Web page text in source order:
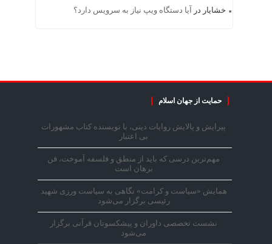
خشایار در آیا دستگاه ویپ نیاز به سرویس دارد؟
حمایت از جهان اسلام
پیرایش و پالایش روایات دینی، با نویسنده کتاب مشهورات
بی اعتبار
مهم‌ترین درسی که باید از منطق و فلسفه آموخت، فن
برهان است
همایش «سیاست و کرامت» نگاهی به سیاست ورزی شهید
رئیسی برگزار می‌شود
نشست تخصصی داوران و پیشکسوتان قرآنی برگزار
می‌شود